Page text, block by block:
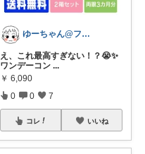
ゆーちゃん@フォロワーさまから購入💕
え、これ最高すぎない！？😭✨
ワンデーコン ...
￥ 6,090
0 0 7
コレ いいね